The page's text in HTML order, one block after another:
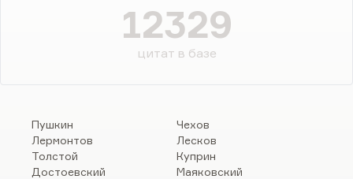
12329
цитат в базе
Пушкин
Лермонтов
Толстой
Достоевский
Чехов
Лесков
Куприн
Маяковский